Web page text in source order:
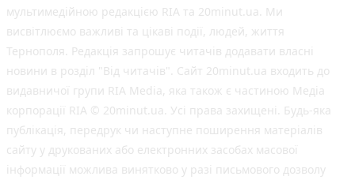
мультимедійною редакцією RIA та 20minut.ua. Ми
висвітлюємо важливі та цікаві події, людей, життя
Тернополя. Редакція запрошує читачів додавати власні
новини в розділ "Від читачів". Сайт 20minut.ua входить до
видавничої групи RIA Media, яка також є частиною Медіа
корпорації RIA © 20minut.ua. Усі права захищені. Будь-яка
публiкацiя, передрук чи наступне поширення матеріалів
сайту у друкованих або електронних засобах масової
інформації можлива винятково у разі письмового дозволу